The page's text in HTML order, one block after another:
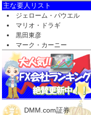
主な要人リスト
ジェローム・パウエル
マリオ・ドラギ
黒田東彦
マーク・カーニー
DMM.com証券